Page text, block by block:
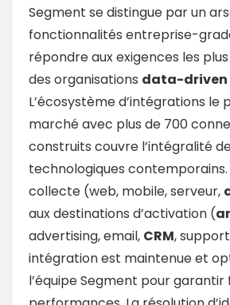
Segment se distingue par un
fonctionnalités entreprise-
répondre aux exigences les
des organisations data-driven
L’écosystème d’intégrations le
marché avec plus de 700
construits couvre l’intégralité
technologiques contemporains.
collecte (web, mobile, serveur,
aux destinations d’activation (
advertising, email, CRM,
intégration est maintenue et
l’équipe Segment pour